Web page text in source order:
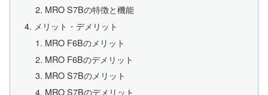
MRO S7Bの特徴と機能
メリット・デメリット
MRO F6Bのメリット
MRO F6Bのデメリット
MRO S7Bのメリット
MRO S7Bのデメリット